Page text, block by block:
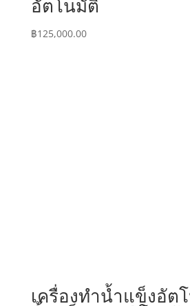
อัตโนมัติ
฿125,000.00
เครื่องทำน้ำแข็งอัต